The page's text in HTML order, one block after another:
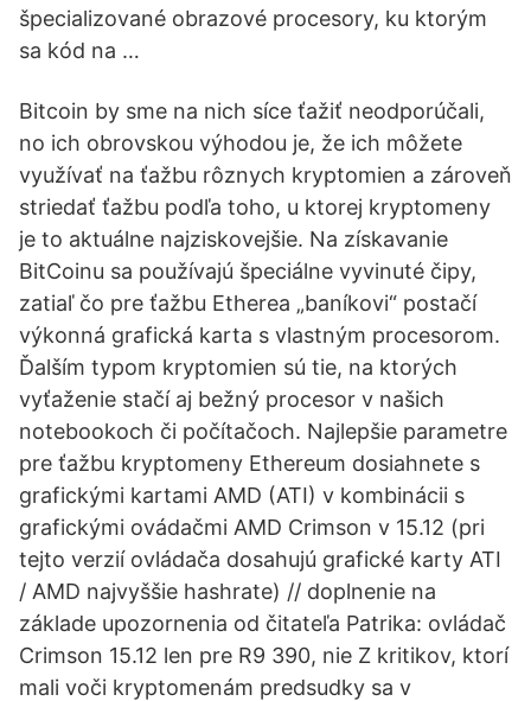
špecializované obrazové procesory, ku ktorým
sa kód na …
Bitcoin by sme na nich síce ťažiť neodporúčali,
no ich obrovskou výhodou je, že ich môžete
využívať na ťažbu rôznych kryptomien a zároveň
striedať ťažbu podľa toho, u ktorej kryptomeny
je to aktuálne najziskovejšie. Na získavanie
BitCoinu sa používajú špeciálne vyvinuté čipy,
zatiaľ čo pre ťažbu Etherea „baníkovi“ postačí
výkonná grafická karta s vlastným procesorom.
Ďalším typom kryptomien sú tie, na ktorých
vyťaženie stačí aj bežný procesor v našich
notebookoch či počítačoch. Najlepšie parametre
pre ťažbu kryptomeny Ethereum dosiahnete s
grafickými kartami AMD (ATI) v kombinácii s
grafickými ovádačmi AMD Crimson v 15.12 (pri
tejto verzií ovládača dosahujú grafické karty ATI
/ AMD najvyššie hashrate) // doplnenie na
základe upozornenia od čitateľa Patrika: ovládač
Crimson 15.12 len pre R9 390, nie Z kritikov, ktorí
mali voči kryptomenám predsudky sa v